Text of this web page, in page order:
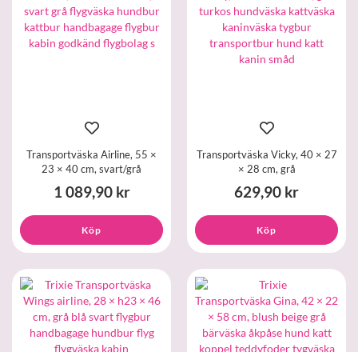
Transportväska Airline, 55 ×
23 × 40 cm, svart/grå
1 089,90 kr
Köp
Transportväska Vicky, 40 × 27
× 28 cm, grå
629,90 kr
Köp